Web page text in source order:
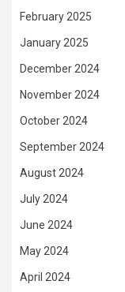
February 2025
January 2025
December 2024
November 2024
October 2024
September 2024
August 2024
July 2024
June 2024
May 2024
April 2024